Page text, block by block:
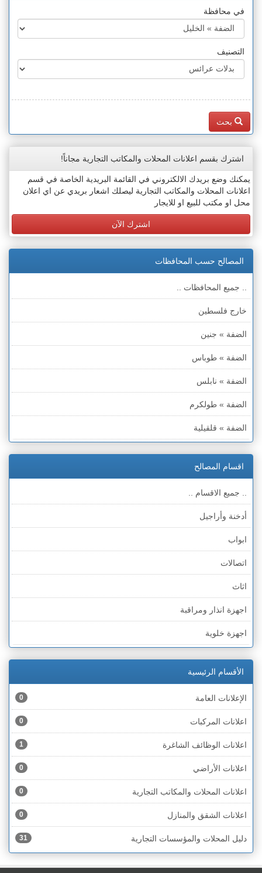
في محافظة
التصنيف
بحث
اشترك بقسم اعلانات المحلات والمكاتب التجارية مجاناً!
يمكنك وضع بريدك الالكتروني في القائمة البريدية الخاصة في قسم
اعلانات المحلات والمكاتب التجارية ليصلك اشعار بريدي عن اي اعلان
محل او مكتب للبيع او للايجار
اشترك الآن
المصالح حسب المحافظات
.. جميع المحافظات ..
خارج فلسطين
الضفة » جنين
الضفة » طوباس
الضفة » نابلس
الضفة » طولكرم
الضفة » قلقيلية
الضفة » رام الله والبيره
الضفة » أريحا
الضفة » الخليل
الضفة » بيت لحم
قطاع غزة
الخط الأخضر » حيفا
الخط الأخضر » رهط
الخط الأخضر » أم الفحم
الخط الأخضر » الناصرة
الخط الأخضر » عكا ونهاريا
الخط الأخضر » الجليل
الخط الأخضر » مرج ابن عامر
الخط الأخضر » البطوف
الخط الأخضر » الجولان
الخط الأخضر » الشارون
الخط الأخضر » القدس
اقسام المصالح
.. جميع الاقسام ..
أدخنة وأراجيل
ابواب
اتصالات
اثاث
اجهزة انذار ومراقبة
اجهزة خلوية
اجهزة كهربائية
اجهزة مكتبية
احذية
اختام
اخشاب
ادوات رياضية
ادوات صحية
ادوات كهربائية
ادوات منزلية
الأقسام الرئيسية
الإعلانات العامة 0
اعلانات المركبات 0
اعلانات الوظائف الشاغرة 1
اعلانات الأراضي 0
اعلانات المحلات والمكاتب التجارية 0
اعلانات الشقق والمنازل 0
دليل المحلات والمؤسسات التجارية 31